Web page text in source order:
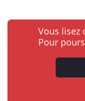
Vous lisez
Pour